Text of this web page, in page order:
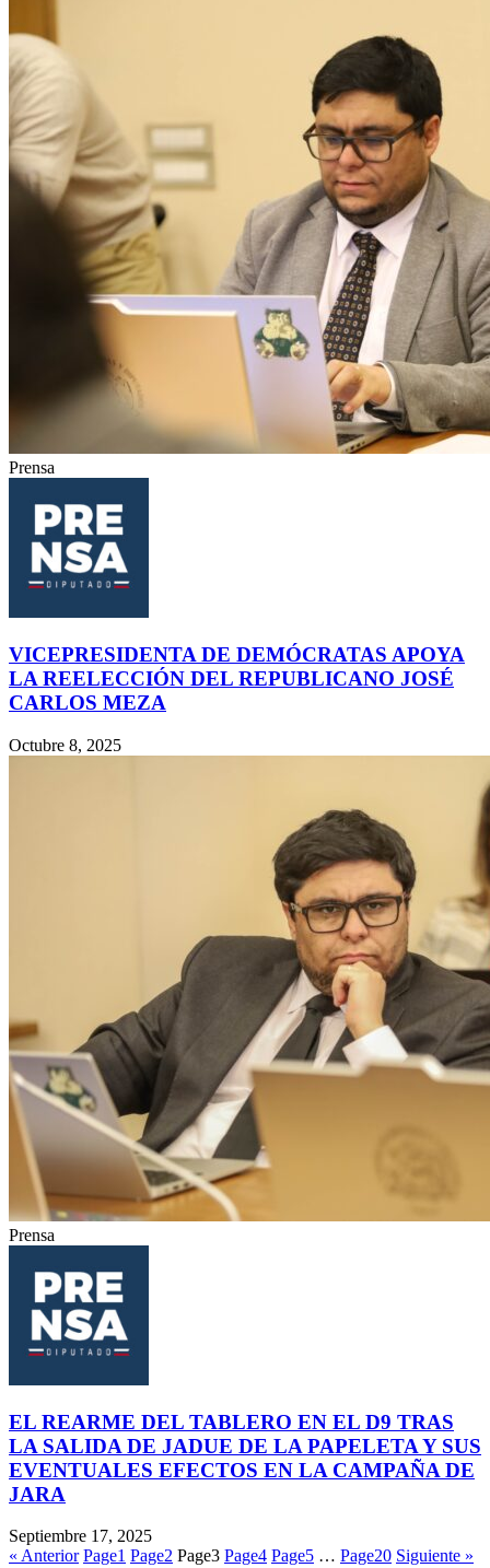
Prensa
VICEPRESIDENTA DE DEMÓCRATAS APOYA
LA REELECCIÓN DEL REPUBLICANO JOSÉ
CARLOS MEZA
Octubre 8, 2025
Prensa
EL REARME DEL TABLERO EN EL D9 TRAS
LA SALIDA DE JADUE DE LA PAPELETA Y SUS
EVENTUALES EFECTOS EN LA CAMPAÑA DE
JARA
Septiembre 17, 2025
« Anterior Page1 Page2 Page3 Page4 Page5 … Page20 Siguiente »